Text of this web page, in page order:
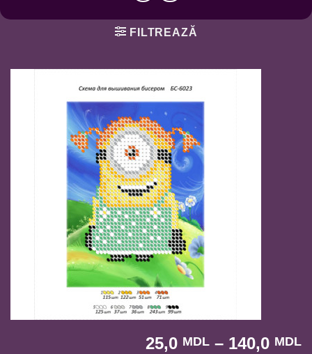
FILTREAZĂ
25,0 MDL – 140,0 MDL